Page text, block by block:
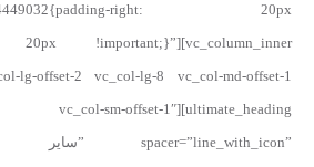
right: 20px
20px !important;}”][vc_column_inner
lg-offset-2 vc_col-lg-8 vc_col-md-offset-1
sm-offset-1″][ultimate_heading